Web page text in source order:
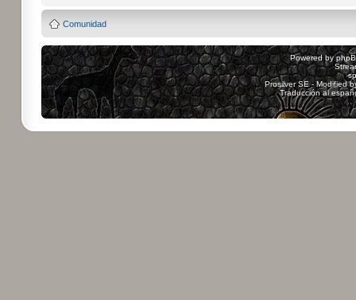
Comunidad
Powered by
Prosilver SE - Modified
Traducción al